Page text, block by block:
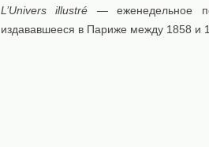
L’Univers illustré — еженедельное
издававшееся в Париже между 1858 и